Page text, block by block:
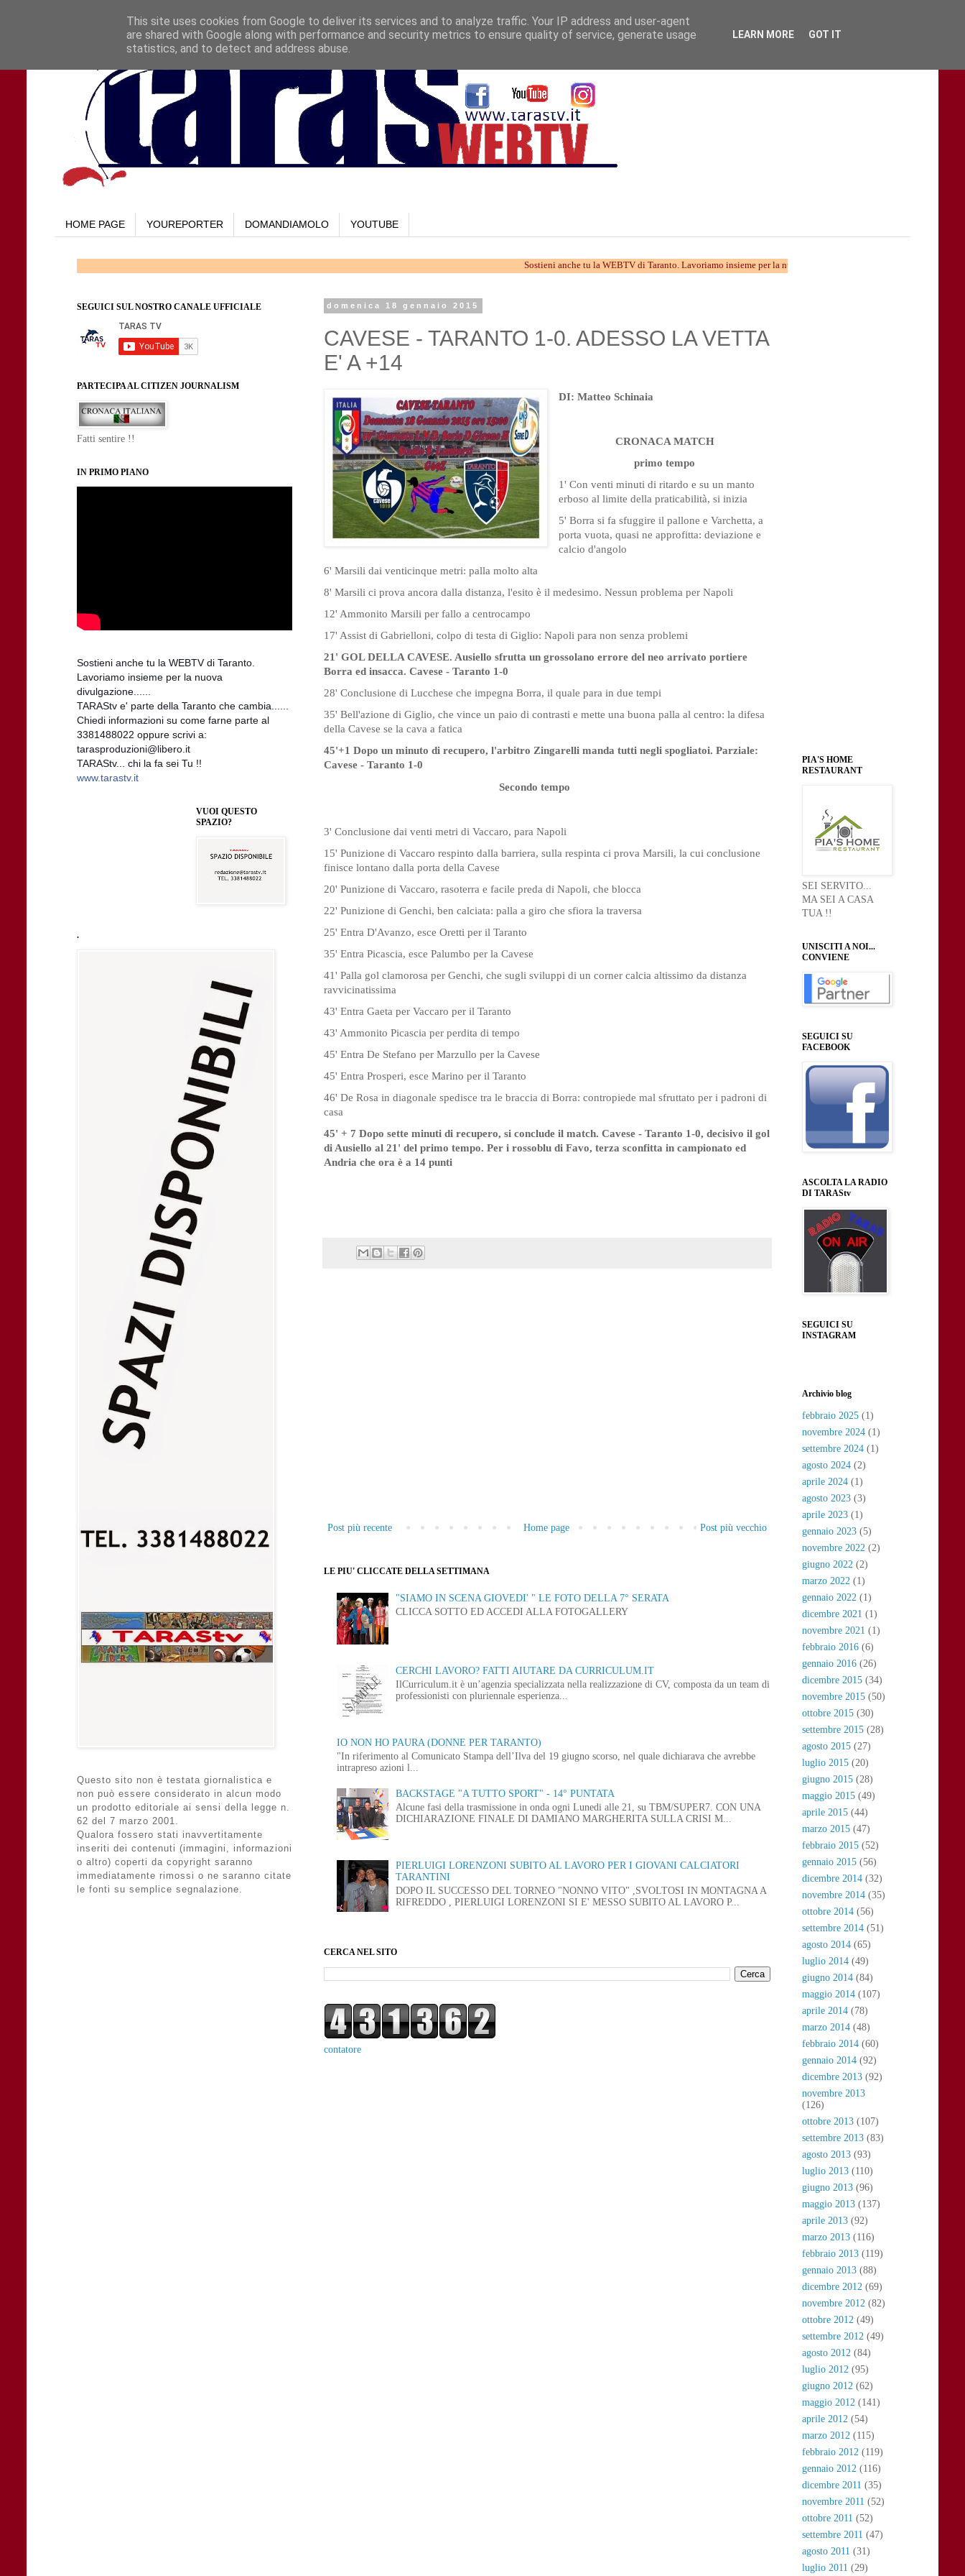
HOME PAGE YOUREPORTER DOMANDIAMOLO YOUTUBE
Sostieni anche tu la WEBTV di Taranto. Lavoriamo insieme per la nuova divulgazione...... TARAStv e' parte della
domenica 18 gennaio 2015
CAVESE - TARANTO 1-0. ADESSO LA VETTA
E' A +14
DI: Matteo Schinaia
CRONACA MATCH
primo tempo
1' Con venti minuti di ritardo e su un manto
erboso al limite della praticabilità, si inizia
5' Borra si fa sfuggire il pallone e Varchetta, a
porta vuota, quasi ne approfitta: deviazione e
calcio d'angolo
6' Marsili dai venticinque metri: palla molto alta
8' Marsili ci prova ancora dalla distanza, l'esito è il medesimo. Nessun problema per Napoli
12' Ammonito Marsili per fallo a centrocampo
17' Assist di Gabrielloni, colpo di testa di Giglio: Napoli para non senza problemi
21' GOL DELLA CAVESE. Ausiello sfrutta un grossolano errore del neo arrivato portiere
Borra ed insacca. Cavese - Taranto 1-0
28' Conclusione di Lucchese che impegna Borra, il quale para in due tempi
35' Bell'azione di Giglio, che vince un paio di contrasti e mette una buona palla al centro: la difesa
della Cavese se la cava a fatica
45'+1 Dopo un minuto di recupero, l'arbitro Zingarelli manda tutti negli spogliatoi. Parziale:
Cavese - Taranto 1-0
Secondo tempo
3' Conclusione dai venti metri di Vaccaro, para Napoli
15' Punizione di Vaccaro respinto dalla barriera, sulla respinta ci prova Marsili, la cui conclusione
finisce lontano dalla porta della Cavese
20' Punizione di Vaccaro, rasoterra e facile preda di Napoli, che blocca
22' Punizione di Genchi, ben calciata: palla a giro che sfiora la traversa
25' Entra D'Avanzo, esce Oretti per il Taranto
35' Entra Picascia, esce Palumbo per la Cavese
41' Palla gol clamorosa per Genchi, che sugli sviluppi di un corner calcia altissimo da distanza
ravvicinatissima
43' Entra Gaeta per Vaccaro per il Taranto
43' Ammonito Picascia per perdita di tempo
45' Entra De Stefano per Marzullo per la Cavese
45' Entra Prosperi, esce Marino per il Taranto
46' De Rosa in diagonale spedisce tra le braccia di Borra: contropiede mal sfruttato per i padroni di
casa
45' + 7 Dopo sette minuti di recupero, si conclude il match. Cavese - Taranto 1-0, decisivo il gol
di Ausiello al 21' del primo tempo. Per i rossoblu di Favo, terza sconfitta in campionato ed
Andria che ora è a 14 punti
Post più recente Post più vecchio
Home page
LE PIU' CLICCATE DELLA SETTIMANA
"SIAMO IN SCENA GIOVEDI' " LE FOTO DELLA 7° SERATA
CLICCA SOTTO ED ACCEDI ALLA FOTOGALLERY
CERCHI LAVORO? FATTI AIUTARE DA CURRICULUM.IT
IlCurriculum.it è un’agenzia specializzata nella realizzazione di CV, composta da un team di
professionisti con pluriennale esperienza...
IO NON HO PAURA (DONNE PER TARANTO)
"In riferimento al Comunicato Stampa dell’Ilva del 19 giugno scorso, nel quale dichiarava che avrebbe
intrapreso azioni l...
BACKSTAGE "A TUTTO SPORT" - 14° PUNTATA
Alcune fasi della trasmissione in onda ogni Lunedi alle 21, su TBM/SUPER7. CON UNA
DICHIARAZIONE FINALE DI DAMIANO MARGHERITA SULLA CRISI M...
PIERLUIGI LORENZONI SUBITO AL LAVORO PER I GIOVANI CALCIATORI
TARANTINI
DOPO IL SUCCESSO DEL TORNEO "NONNO VITO" ,SVOLTOSI IN MONTAGNA A
RIFREDDO , PIERLUIGI LORENZONI SI E' MESSO SUBITO AL LAVORO P...
CERCA NEL SITO
contatore
SEGUICI SUL NOSTRO CANALE UFFICIALE
PARTECIPA AL CITIZEN JOURNALISM
Fatti sentire !!
IN PRIMO PIANO
Sostieni anche tu la WEBTV di Taranto.
Lavoriamo insieme per la nuova
divulgazione......
TARAStv e' parte della Taranto che cambia......
Chiedi informazioni su come farne parte al
3381488022 oppure scrivi a:
tarasproduzioni@libero.it
TARAStv... chi la fa sei Tu !!
www.tarastv.it
VUOI QUESTO
SPAZIO?
.
Questo sito non è testata giornalistica e
non può essere considerato in alcun modo
un prodotto editoriale ai sensi della legge n.
62 del 7 marzo 2001.
Qualora fossero stati inavvertitamente
inseriti dei contenuti (immagini, informazioni
o altro) coperti da copyright saranno
immediatamente rimossi o ne saranno citate
le fonti su semplice segnalazione.
PIA'S HOME
RESTAURANT
SEI SERVITO...
MA SEI A CASA
TUA !!
UNISCITI A NOI...
CONVIENE
SEGUICI SU
FACEBOOK
ASCOLTA LA RADIO
DI TARAStv
SEGUICI SU
INSTAGRAM
Archivio blog
febbraio 2025 (1)
novembre 2024 (1)
settembre 2024 (1)
agosto 2024 (2)
aprile 2024 (1)
agosto 2023 (3)
aprile 2023 (1)
gennaio 2023 (5)
novembre 2022 (2)
giugno 2022 (2)
marzo 2022 (1)
gennaio 2022 (1)
dicembre 2021 (1)
novembre 2021 (1)
febbraio 2016 (6)
gennaio 2016 (26)
dicembre 2015 (34)
novembre 2015 (50)
ottobre 2015 (30)
settembre 2015 (28)
agosto 2015 (27)
luglio 2015 (20)
giugno 2015 (28)
maggio 2015 (49)
aprile 2015 (44)
marzo 2015 (47)
febbraio 2015 (52)
gennaio 2015 (56)
dicembre 2014 (32)
novembre 2014 (35)
ottobre 2014 (56)
settembre 2014 (51)
agosto 2014 (65)
luglio 2014 (49)
giugno 2014 (84)
maggio 2014 (107)
aprile 2014 (78)
marzo 2014 (48)
febbraio 2014 (60)
gennaio 2014 (92)
dicembre 2013 (92)
novembre 2013
(126)
ottobre 2013 (107)
settembre 2013 (83)
agosto 2013 (93)
luglio 2013 (110)
giugno 2013 (96)
maggio 2013 (137)
aprile 2013 (92)
marzo 2013 (116)
febbraio 2013 (119)
gennaio 2013 (88)
dicembre 2012 (69)
novembre 2012 (82)
ottobre 2012 (49)
settembre 2012 (49)
agosto 2012 (84)
luglio 2012 (95)
giugno 2012 (62)
maggio 2012 (141)
aprile 2012 (54)
marzo 2012 (115)
febbraio 2012 (119)
gennaio 2012 (116)
dicembre 2011 (35)
novembre 2011 (52)
ottobre 2011 (52)
settembre 2011 (47)
agosto 2011 (31)
luglio 2011 (29)
This site uses cookies from Google to deliver its services and to analyze traffic. Your IP address and user-agent
are shared with Google along with performance and security metrics to ensure quality of service, generate usage
statistics, and to detect and address abuse.
LEARN MORE GOT IT